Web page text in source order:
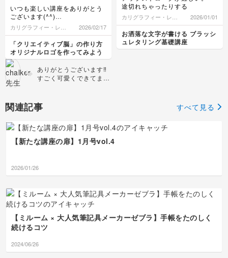
のある一枚になります♪
ぜひこれからも、お気に
入りの写真に文字を添え
て、ご自身らしい作品づ
くりを楽しんでください
ね🌼
文字を添えることで作品
としての完成度が上がっ
たと感じていただけて、
本当にうれしいです😊
写真に言葉を添えるだけ
で、そのときの気持ちや
くりを楽しんでください
いつも楽しい講座をありがとう
ございます(^^)
ロゴ作りって、デザインの学校
を卒業した人しか出来ないもの
と思っていましたが、先生の講
座を受講したら、ロゴ作りの基
本や気をつける事等を教えてい
ただけて、初心者ですが挑戦し
みようという気持ちになりまし
た(^^)
ひとまずHelloできました！
カリグラフィー・レタ
リング
2026/02/17
「クリエイティブ脳」の作り方
オリジナルロゴを作ってみよう
ありがとうございます‼️
すごく可愛くできてます
す✨✨ これは、iPadで描
かれたのですか？ デザ
個別レッスンをしており
ますよ‼️
途切れちゃったりする
カリグラフィー・レタ
リング
2026/01/01
お洒落な文字が書ける ブラッシ
ュレタリング基礎講座
関連記事 すべて見る
【新たな講座の扉】1月号vol.4
2026/01/26
【ミルーム × 大人気筆記具メーカーゼブラ】手帳をたのしく
続けるコツ
2024/06/26